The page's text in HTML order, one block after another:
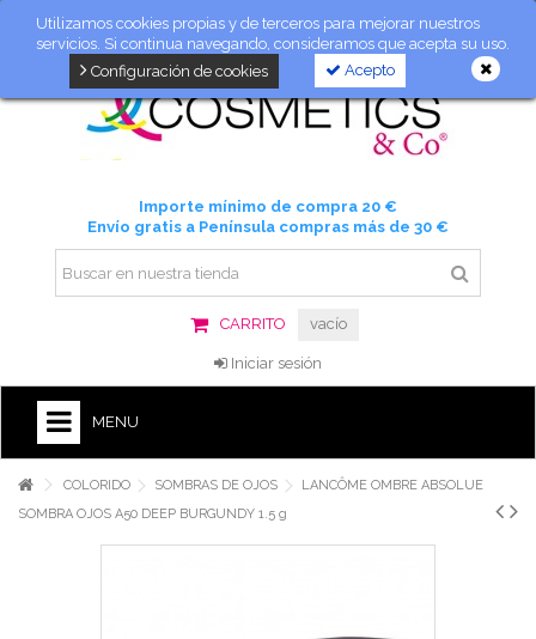
Utilizamos cookies propias y de terceros para mejorar nuestros
servicios. Si continua navegando, consideramos que acepta su uso.
Acepto
Configuración de cookies
Importe mínimo de compra 20 €
Envío gratis a Península compras más de 30 €
CARRITO vacío
Iniciar sesión
MENU
COLORIDO SOMBRAS DE OJOS
LANCÔME OMBRE ABSOLUE
SOMBRA OJOS A50 DEEP BURGUNDY 1.5 g